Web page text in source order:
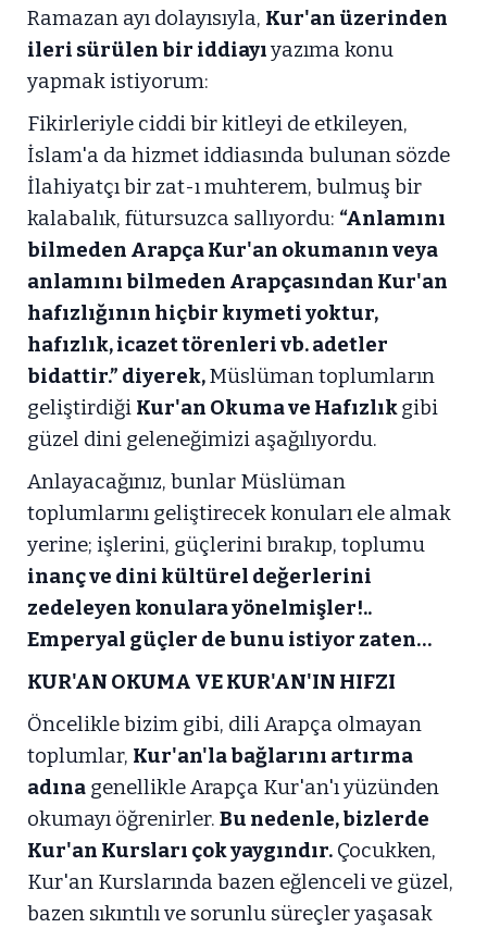
Ramazan ayı dolayısıyla, Kur'an üzerinden
ileri sürülen bir iddiayıyazıma konu
yapmak istiyorum:
Fikirleriyle ciddi bir kitleyi de etkileyen,
İslam'a da hizmet iddiasında bulunan sözde
İlahiyatçı bir zat-ı muhterem, bulmuş bir
kalabalık, fütursuzca sallıyordu: “Anlamını
bilmeden Arapça Kur'an okumanın veya
anlamını bilmeden Arapçasından Kur'an
hafızlığının hiçbir kıymeti yoktur,
hafızlık, icazet törenleri vb. adetler
bidattir.” diyerek,Müslüman toplumların
geliştirdiği Kur'an Okuma ve Hafızlıkgibi
güzel dini geleneğimizi aşağılıyordu.
Anlayacağınız, bunlar Müslüman
toplumlarını geliştirecek konuları ele almak
yerine; işlerini, güçlerini bırakıp, toplumu
inanç ve dini kültürel değerlerini
zedeleyen konulara yönelmişler!..
Emperyal güçler de bunu istiyor zaten…
KUR'AN OKUMA VE KUR'AN'IN HIFZI
Öncelikle bizim gibi, dili Arapça olmayan
toplumlar, Kur'an'la bağlarını artırma
adına genellikle Arapça Kur'an'ı yüzünden
okumayı öğrenirler. Bu nedenle, bizlerde
Kur'an Kursları çok yaygındır. Çocukken,
Kur'an Kurslarında bazen eğlenceli ve güzel,
bazen sıkıntılı ve sorunlu süreçler yaşasak